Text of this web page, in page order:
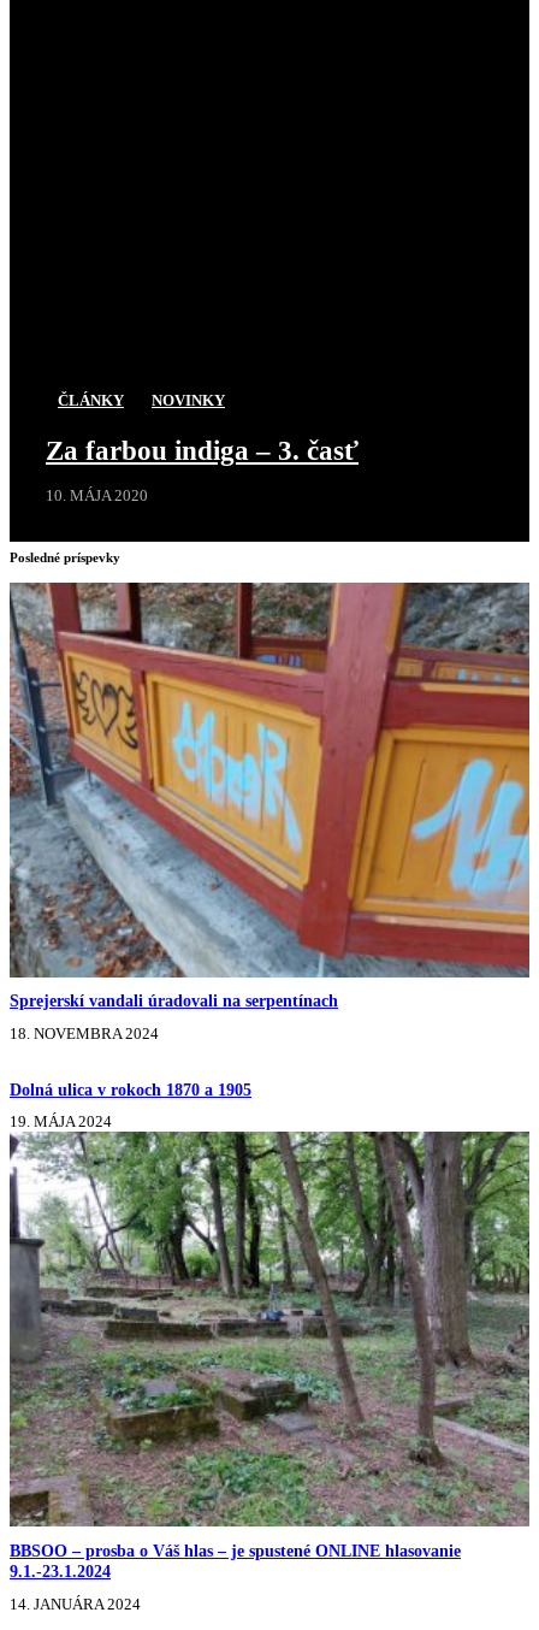
ČLÁNKY NOVINKY
Za farbou indiga – 3. časť
10. MÁJA 2020
Posledné príspevky
Sprejerskí vandali úradovali na serpentínach
18. NOVEMBRA 2024
Dolná ulica v rokoch 1870 a 1905
19. MÁJA 2024
BBSOO – prosba o Váš hlas – je spustené ONLINE hlasovanie
9.1.-23.1.2024
14. JANUÁRA 2024